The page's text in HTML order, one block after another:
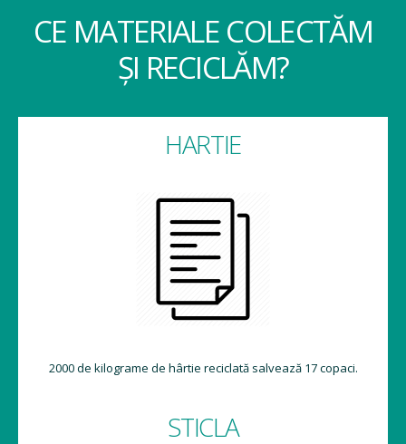
CE MATERIALE COLECTĂM
ȘI RECICLĂM?
HARTIE
2000 de kilograme de hârtie reciclată salvează 17 copaci.
STICLA